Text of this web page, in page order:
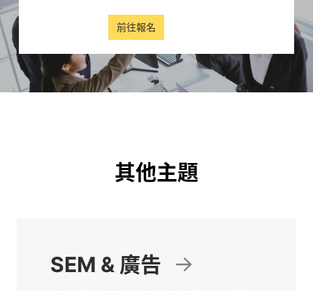
前往報名
其他主題
SEM & 廣告